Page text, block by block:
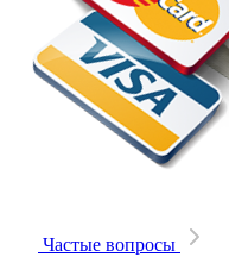
Частые вопросы